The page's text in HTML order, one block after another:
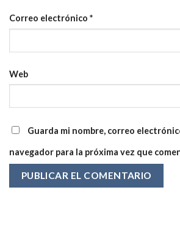
Correo electrónico *
Web
Guarda mi nombre, correo
navegador para la próxima vez que